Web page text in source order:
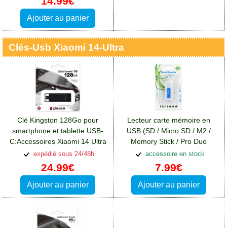
Ajouter au panier
Clés-Usb Xiaomi 14-Ultra
Clé Kingston 128Go pour
smartphone et tablette USB-
C:Accessoires Xiaomi 14 Ultra
expédié sous 24/48h
24.99€
Ajouter au panier
Lecteur carte mémoire en
USB (SD / Micro SD / M2 /
Memory Stick / Pro Duo
/XD):Accessoires Xiaomi 14
Ultra
accessoire en stock
7.99€
Ajouter au panier